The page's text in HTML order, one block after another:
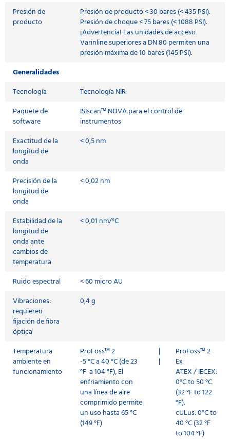
Presión de
producto
Presión de producto < 30 bares (< 435 PSI).
Presión de choque < 75 bares (< 1088 PSI).
¡Advertencia! Las unidades de acceso
Varinline superiores a DN 80 permiten una
presión máxima de 10 bares (145 PSI).
Generalidades
Tecnología
Tecnología NIR
Paquete de
software
ISIscan™ NOVA para el control de
instrumentos
Exactitud de la
longitud de
onda
< 0,5 nm
Precisión de la
longitud de
onda
< 0,02 nm
Estabilidad de la
longitud de
onda ante
cambios de
temperatura
< 0,01 nm/°C
Ruido espectral
< 60 micro AU
Vibraciones:
requieren
fijación de fibra
óptica
0,4 g
Temperatura
ambiente en
funcionamiento
ProFoss™ 2
-5 °C a 40 °C (de 23
°F a 104 °F), El
enfriamiento con
una línea de aire
comprimido permite
un uso hasta 65 °C
(149 °F)
|
|
ProFoss™ 2
Ex
ATEX / IECEX:
0°C to 50 °C
(32 °F to 122
°F).
cULus: 0°C to
40 °C (32 °F
to 104 °F)